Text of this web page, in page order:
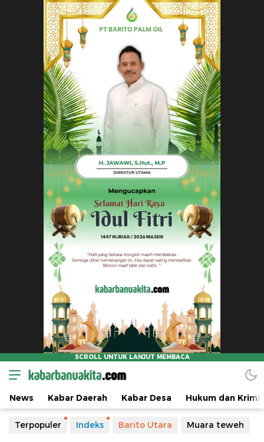
News Kabar Daerah Kabar Desa Hukum dan
Terpopuler Indeks Barito Utara Muara teweh